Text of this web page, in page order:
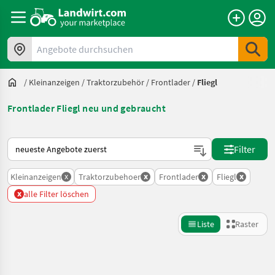
Angebote durchsuchen
/ Kleinanzeigen /Traktorzubehör / Frontlader / Fliegl
Frontlader Fliegl neu und gebraucht
So wird auf Landwirt.com sortiert
Filter
Kleinanzeigen x Traktorzubehoer x Frontlader x Fliegl x
x alle Filter löschen
Liste Raster